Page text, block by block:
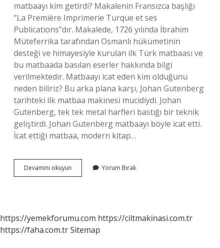
matbaayı kim getirdi? Makalenin Fransızca başlığı
“La Première Imprimerie Turque et ses
Publications”dır. Makalede, 1726 yılında İbrahim
Müteferrika tarafından Osmanlı hükümetinin
desteği ve himayesiyle kurulan ilk Türk matbaası ve
bu matbaada basılan eserler hakkında bilgi
verilmektedir. Matbaayı icat eden kim olduğunu
neden biliriz? Bu arka plana karşı, Johan Gutenberg
tarihteki ilk matbaa makinesi mucidiydi. Johan
Gutenberg, tek tek metal harfleri bastığı bir teknik
geliştirdi. Johan Gutenberg matbaayı böyle icat etti.
İcat ettiği matbaa, modern kitap…
Devamını okuyun
Kim
Yorum Bırak
https://yemekforumu.com https://ciltmakinasi.com.tr
https://faha.com.trSitemap